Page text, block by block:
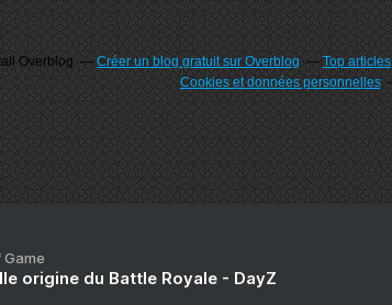
Overblog Créer un blog gratuit sur Overblog Top articles
Cookies et données personnelles
Game
origine du Battle Royale - DayZ